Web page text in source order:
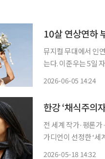
10살 연상연하
뮤지컬 무대에서 인
는다. 이준우는 5일 자신의 SNS에 손편지와 웨딩 화보를 공개하며 백은혜와의 결혼 소식을
2026-06-05 14:24
한강 ‘채식주의
전 세계 작가·평론가·
가디언이 선정한 ‘세
2026-05-18 14:32